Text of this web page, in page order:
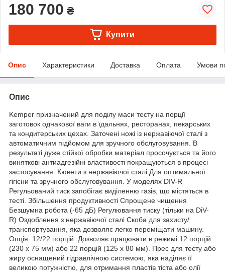
180 700 ₴
Купити
Опис Характеристики Доставка Оплата Умови
Опис
Kemper призначений для поділу маси тесту на порції
заготовок однакової ваги в їдальнях, ресторанах, пекарських
та кондитерських цехах. Заточені ножі із нержавіючої сталі з
автоматичним підйомом для зручного обслуговування. В
результаті дуже стійкої обробки матеріал просочується та його
виняткові антиадгезійні властивості покращуються в процесі
застосування. Кювети з нержавіючої сталі Для оптимальної
гігієни та зручного обслуговування. У моделях DIV-R
Регульований тиск запобігає виділенню газів, що містяться в
тесті. Збільшення продуктивності Спрощене чищення
Безшумна робота (-65 дБ) Регулювання тиску (тільки на DiV-
R) Оздоблення з нержавіючої сталі Скоба для захисту/
транспортування, яка дозволяє легко переміщати машину.
Опція: 12/22 порцій. Дозволяє працювати в режимі 12 порцій
(230 x 75 мм) або 22 порцій (125 x 80 мм). Прес для тесту або
жиру оснащений гідравлічною системою, яка наділяє її
великою потужністю, для отримання пластів тіста або олії